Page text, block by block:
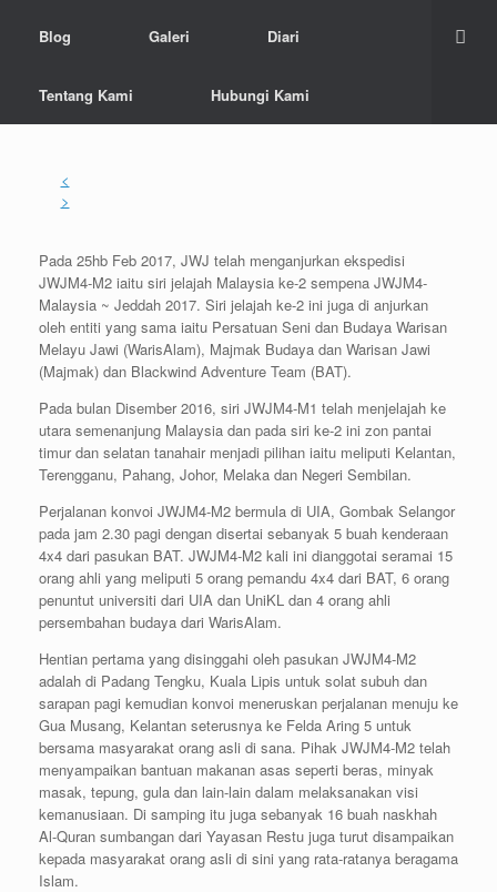
Blog Galeri Diari
Tentang Kami Hubungi Kami
<
>
Pada 25hb Feb 2017, JWJ telah menganjurkan ekspedisi
JWJM4-M2 iaitu siri jelajah Malaysia ke-2 sempena JWJM4-
Malaysia ~ Jeddah 2017. Siri jelajah ke-2 ini juga di anjurkan
oleh entiti yang sama iaitu Persatuan Seni dan Budaya Warisan
Melayu Jawi (WarisAlam), Majmak Budaya dan Warisan Jawi
(Majmak) dan Blackwind Adventure Team (BAT).
Pada bulan Disember 2016, siri JWJM4-M1 telah menjelajah ke
utara semenanjung Malaysia dan pada siri ke-2 ini zon pantai
timur dan selatan tanahair menjadi pilihan iaitu meliputi Kelantan,
Terengganu, Pahang, Johor, Melaka dan Negeri Sembilan.
Perjalanan konvoi JWJM4-M2 bermula di UIA, Gombak Selangor
pada jam 2.30 pagi dengan disertai sebanyak 5 buah kenderaan
4x4 dari pasukan BAT. JWJM4-M2 kali ini dianggotai seramai 15
orang ahli yang meliputi 5 orang pemandu 4x4 dari BAT, 6 orang
penuntut universiti dari UIA dan UniKL dan 4 orang ahli
persembahan budaya dari WarisAlam.
Hentian pertama yang disinggahi oleh pasukan JWJM4-M2
adalah di Padang Tengku, Kuala Lipis untuk solat subuh dan
sarapan pagi kemudian konvoi meneruskan perjalanan menuju ke
Gua Musang, Kelantan seterusnya ke Felda Aring 5 untuk
bersama masyarakat orang asli di sana. Pihak JWJM4-M2 telah
menyampaikan bantuan makanan asas seperti beras, minyak
masak, tepung, gula dan lain-lain dalam melaksanakan visi
kemanusiaan. Di samping itu juga sebanyak 16 buah naskhah
Al-Quran sumbangan dari Yayasan Restu juga turut disampaikan
kepada masyarakat orang asli di sini yang rata-ratanya beragama
Islam.